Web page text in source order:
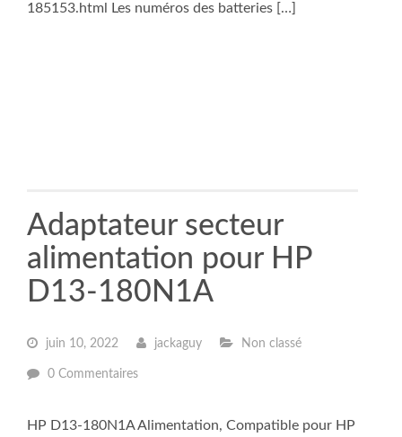
185153.html Les numéros des batteries […]
Adaptateur secteur
alimentation pour HP
D13-180N1A
juin 10, 2022 jackaguy Non classé
0 Commentaires
HP D13-180N1A Alimentation, Compatible pour HP